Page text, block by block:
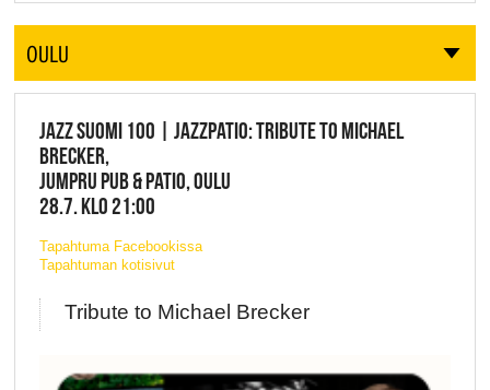
OULU
JAZZ SUOMI 100 | JAZZPATIO: TRIBUTE TO MICHAEL
BRECKER,
JUMPRU PUB & PATIO, OULU
28.7. KLO 21:00
Tapahtuma Facebookissa
Tapahtuman kotisivut
Tribute to Michael Brecker